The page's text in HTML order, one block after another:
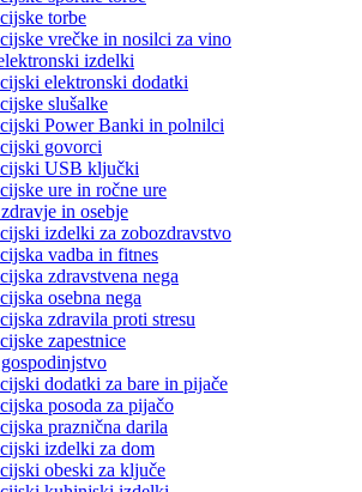
torbe
vrečke in nosilci za vino
izdelki
elektronski dodatki
slušalke
Power Banki in polnilci
govorci
USB ključki
ure in ročne ure
in osebje
izdelki za zobozdravstvo
vadba in fitnes
zdravstvena nega
osebna nega
zdravila proti stresu
zapestnice
dodatki za bare in pijače
posoda za pijačo
praznična darila
izdelki za dom
obeski za ključe